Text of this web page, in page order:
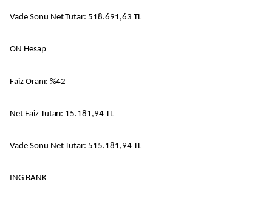
Vade Sonu Net Tutar: 518.691,63 TL
ON Hesap
Faiz Oranı: %42
Net Faiz Tutarı: 15.181,94 TL
Vade Sonu Net Tutar: 515.181,94 TL
ING BANK